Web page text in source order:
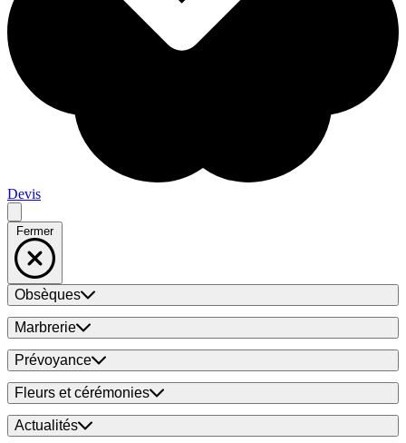
Devis
Fermer
Obsèques
Marbrerie
Prévoyance
Fleurs et cérémonies
Actualités